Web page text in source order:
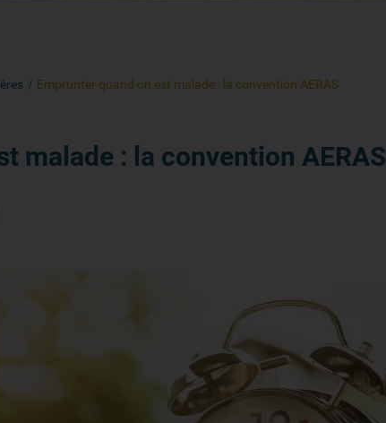
Emprunter quand on est malade : la convention AERAS
malade : la convention AERAS